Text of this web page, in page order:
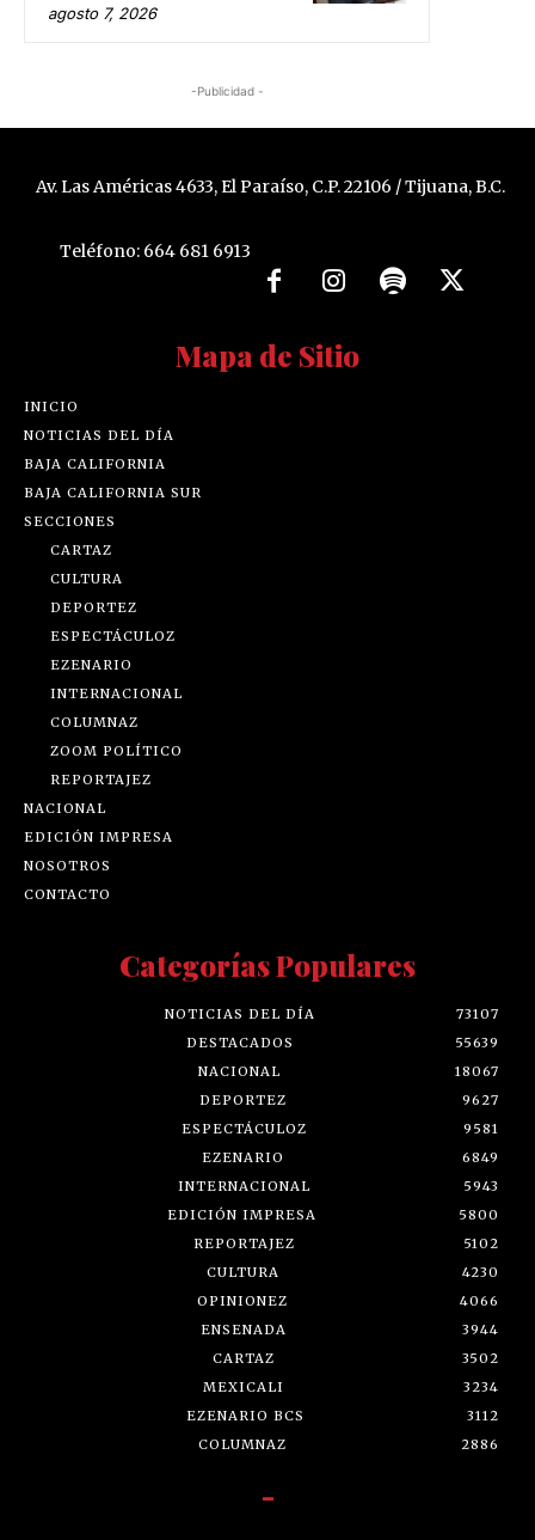
agosto 7, 2026
-Publicidad -
Av. Las Américas 4633, El Paraíso, C.P. 22106 / Tijuana, B.C.
Teléfono: 664 681 6913
Mapa de Sitio
INICIO
NOTICIAS DEL DÍA
BAJA CALIFORNIA
BAJA CALIFORNIA SUR
SECCIONES
CARTAZ
CULTURA
DEPORTEZ
ESPECTÁCULOZ
EZENARIO
INTERNACIONAL
COLUMNAZ
ZOOM POLÍTICO
REPORTAJEZ
NACIONAL
EDICIÓN IMPRESA
NOSOTROS
CONTACTO
Categorías Populares
NOTICIAS DEL DÍA
73107
DESTACADOS
55639
NACIONAL
18067
DEPORTEZ
9627
ESPECTÁCULOZ
9581
EZENARIO
6849
INTERNACIONAL
5943
EDICIÓN IMPRESA
5800
REPORTAJEZ
5102
CULTURA
4230
OPINIONEZ
4066
ENSENADA
3944
CARTAZ
3502
MEXICALI
3234
EZENARIO BCS
3112
COLUMNAZ
2886
-